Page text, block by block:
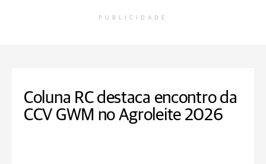
PUBLICIDADE
Coluna RC destaca encontro da
CCV GWM no Agroleite 2026